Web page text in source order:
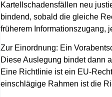
Kartellschadensfällen neu
bindend, sobald die gleiche
früherem Informationszugang,
Zur Einordnung: Ein
Diese Auslegung bindet dann
Eine Richtlinie ist ein EU-
einschlägige Rahmen ist die